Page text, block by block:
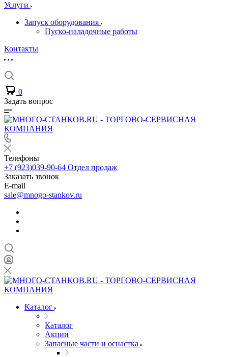
Услуги
Запуск оборудования
Пуско-наладочные работы
Контакты
0
Задать вопрос
Телефоны
+7 (923)039-90-64 Отдел продаж
Заказать звонок
E-mail
sale@mnogo-stankov.ru
Каталог
Каталог
Акции
Запасные части и оснастка